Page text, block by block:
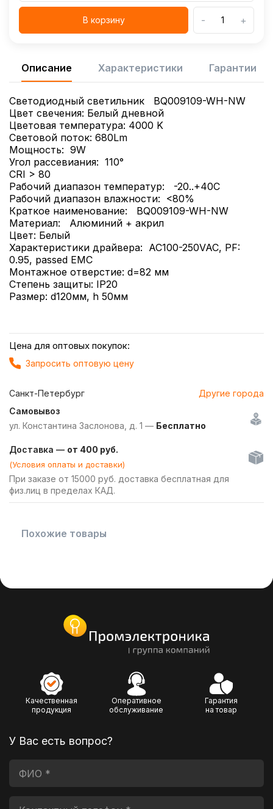
В корзину - +
Описание Характеристики Гарантии
Cветодиодный светильник BQ009109-WH-NW
Цвет свечения: Белый дневной
Цветовая температура: 4000 K
Световой поток: 680Lm
Мощность: 9W
Угол рассевиания: 110°
CRI > 80
Рабочий диапазон температур: -20..+40С
Рабочий диапазон влажности: <80%
Краткое наименование: BQ009109-WH-NW
Материал: Алюминий + акрил
Цвет: Белый
Характеристики драйвера: AC100-250VAC, PF:
0.95, passed EMC
Монтажное отверстие: d=82 мм
Степень защиты: IP20
Размер: d120мм, h 50мм
Цена для оптовых покупок:
Запросить оптовую цену
Санкт-Петербург
Другие города
Самовывоз
ул. Константина Заслонова, д. 1 — Бесплатно
Доставка — от 400 руб.
(Условия оплаты и доставки)
При заказе от 15000 руб. доставка бесплатная для
физ.лиц в пределах КАД.
Похожие товары
Качественная
продукция
Оперативное
обслуживание
Гарантия
на товар
У Вас есть вопрос?